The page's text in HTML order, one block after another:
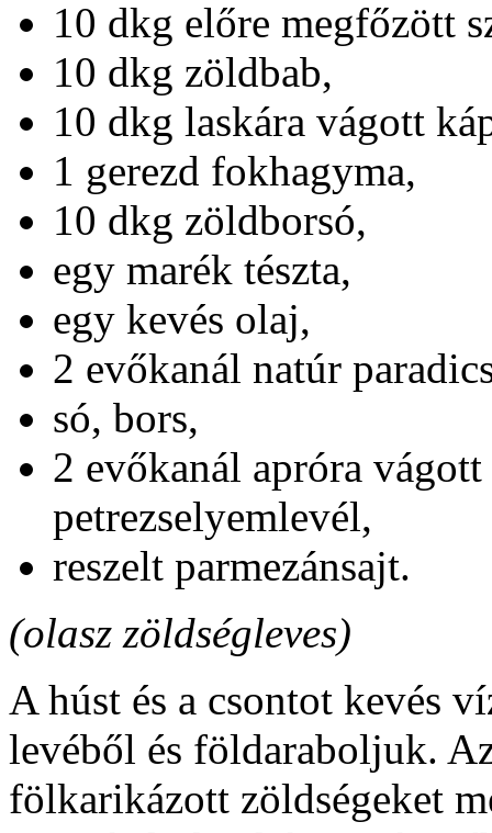
10 dkg előre megfőzött
10 dkg zöldbab,
10 dkg laskára vágott
1 gerezd fokhagyma,
10 dkg zöldborsó,
egy marék tészta,
egy kevés olaj,
2 evőkanál natúr
só, bors,
2 evőkanál apróra vágott
petrezselyemlevél,
reszelt parmezánsajt.
(olasz zöldségleves)
A húst és a csontot kevés
levéből és földaraboljuk.
fölkarikázott zöldségeket